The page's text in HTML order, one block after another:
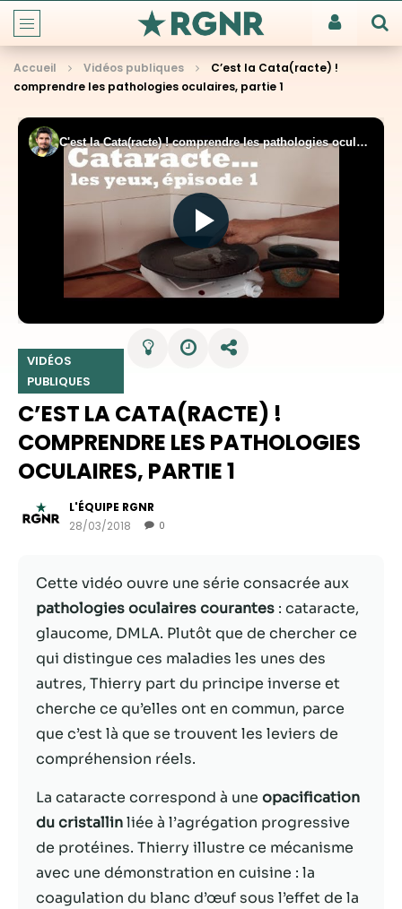
Accueil Vidéos publiques
C’est la Cata(racte) !
comprendre les pathologies oculaires, partie 1
VIDÉOS
PUBLIQUES
C’EST LA CATA(RACTE) !
COMPRENDRE LES PATHOLOGIES
OCULAIRES, PARTIE 1
L'ÉQUIPE RGNR
28/03/2018
0
Cette vidéo ouvre une série consacrée aux
pathologies oculaires courantes : cataracte,
glaucome, DMLA. Plutôt que de chercher ce
qui distingue ces maladies les unes des
autres, Thierry part du principe inverse et
cherche ce qu’elles ont en commun, parce
que c’est là que se trouvent les leviers de
compréhension réels.
La cataracte correspond à une opacification
du cristallinliée à l’agrégation progressive
de protéines. Thierry illustre ce mécanisme
avec une démonstration en cuisine : la
coagulation du blanc d’œuf sous l’effet de la
Ces cookies ne
sont pas
facultatifs. Ils
nécessaires au
Statistiques
puissions
améliorer la